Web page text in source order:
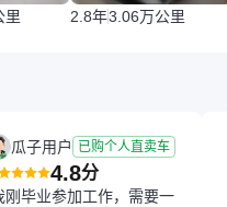
里 2.8年3.06万公里
瓜子用户 已购个人直卖车
4.8分
刚毕业参加工作，需要一